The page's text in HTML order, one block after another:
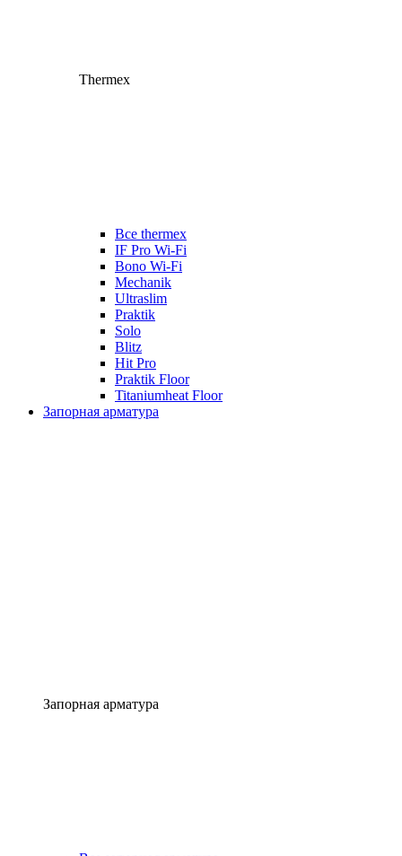
Thermex
Все thermex
IF Pro Wi-Fi
Bono Wi-Fi
Mechanik
Ultraslim
Praktik
Solo
Blitz
Hit Pro
Praktik Floor
Titaniumheat Floor
Запорная арматура
Запорная арматура